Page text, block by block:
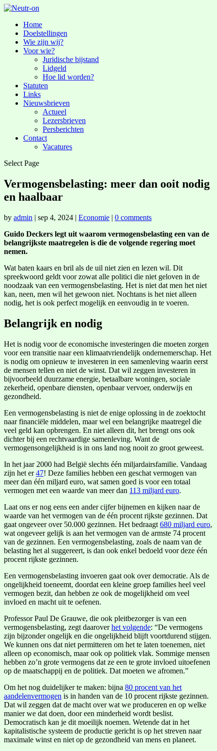
Home
Doelstellingen
Wie zijn wij?
Voor wie?
Juridische bijstand
Lidgeld
Hoe lid worden?
Statuten
Links
Nieuwsbrieven
Actueel
Lezersbrieven
Persberichten
Contact
Vacatures
Select Page
Vermogensbelasting: meer dan ooit nodig
en haalbaar
by admin | sep 4, 2024 | Economie | 0 comments
Guido Deckers legt uit waarom vermogensbelasting een van de
belangrijkste maatregelen is die de volgende regering moet
nemen.
Wat baten kaars en bril als de uil niet zien en lezen wil. Dit
spreekwoord geldt voor zowat alle politici die niet geloven in de
noodzaak van een vermogensbelasting. Het is niet dat men het niet
kan, neen, men wil het gewoon niet. Nochtans is het niet alleen
nodig, het is ook perfect mogelijk en eenvoudig in te voeren.
Belangrijk en nodig
Het is nodig voor de economische investeringen die moeten zorgen
voor een transitie naar een klimaatvriendelijk ondernemerschap. Het
is nodig om opnieuw te investeren in een samenleving waarin eerst
de mensen tellen en niet de winst. Dat wil zeggen investeren in
bijvoorbeeld duurzame energie, betaalbare woningen, sociale
zekerheid, openbare diensten, openbaar vervoer, onderwijs en
gezondheid.
Een vermogensbelasting is niet de enige oplossing in de zoektocht
naar financiële middelen, maar wel een belangrijke maatregel die
veel geld kan opbrengen. En niet alleen dit, het brengt ons ook
dichter bij een rechtvaardige samenleving. Want de
vermogensongelijkheid is in ons land nog nooit zo groot geweest.
In het jaar 2000 had België slechts één miljardairsfamilie. Vandaag
zijn het er47! Deze families hebben een geschat vermogen van
meer dan één miljard euro, wat samen goed is voor een totaal
vermogen met een waarde van meer dan 113 miljard euro.
Laat ons er nog eens een ander cijfer bijnemen en kijken naar de
waarde van het vermogen van de één procent rijkste gezinnen. Dat
gaat ongeveer over 50.000 gezinnen. Het bedraagt 680 miljard euro,
wat ongeveer gelijk is aan het vermogen van de armste 74 procent
van de gezinnen. Een vermogensbelasting, zoals de naam van de
belasting het al suggereert, is dan ook enkel bedoeld voor deze één
procent rijkste gezinnen.
Een vermogensbelasting invoeren gaat ook over democratie. Als de
ongelijkheid toeneemt, doordat een kleine groep families heel veel
vermogen bezit, dan hebben ze ook de mogelijkheid om veel
invloed en macht uit te oefenen.
Professor Paul De Grauwe, die ook pleitbezorger is van een
vermogensbelasting, zegt daaroverhet volgende: “De vermogens
zijn bijzonder ongelijk en die ongelijkheid blijft voortdurend stijgen.
We kunnen ons dat niet permitteren om het te laten toenemen, niet
alleen op economisch, maar ook op politiek vlak. Sommige mensen
hebben zo’n grote vermogens dat ze een te grote invloed uitoefenen
op de maatschappij en de politiek. Dat moeten we afromen.”
Om het nog duidelijker te maken: bijna 80 procent van het
aandelenvermogen is in handen van de 10 procent rijkste gezinnen.
Dat wil zeggen dat de macht over wat we produceren en op welke
manier we dat doen, door een minderheid wordt beslist.
Democratisch kan je dit moeilijk noemen. Wetende dat in het
kapitalistische systeem de productie gericht is op het streven naar
maximale winst en niet op de gezondheid van mens en planeet.